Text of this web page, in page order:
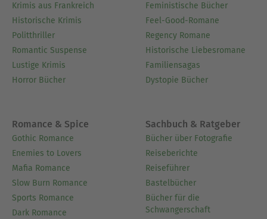
Krimis aus Frankreich
Historische Krimis
Politthriller
Romantic Suspense
Lustige Krimis
Horror Bücher
Feministische Bücher
Feel-Good-Romane
Regency Romane
Historische Liebesromane
Familiensagas
Dystopie Bücher
Romance & Spice
Gothic Romance
Enemies to Lovers
Mafia Romance
Slow Burn Romance
Sports Romance
Dark Romance
Sachbuch & Ratgeber
Bücher über Fotografie
Reiseberichte
Reiseführer
Bastelbücher
Bücher für die
Schwangerschaft